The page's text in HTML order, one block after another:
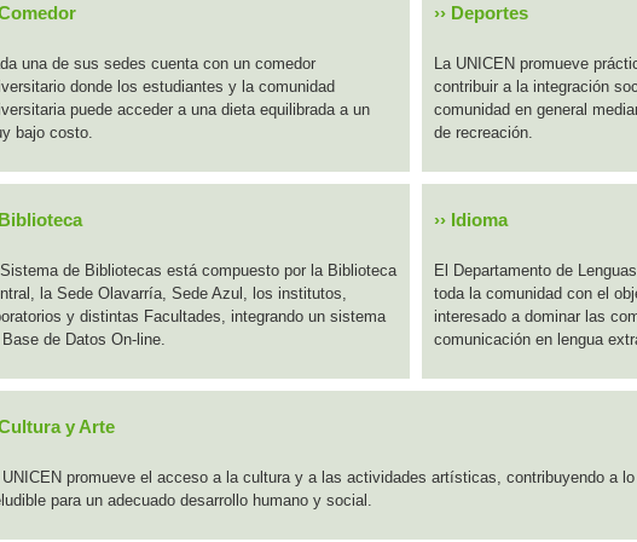
una de sus sedes cuenta con un comedor
donde los estudiantes y la comunidad
puede acceder a una dieta equilibrada a un
bajo costo.
›› Deportes
La UNICEN promueve
contribuir a la integración
comunidad en general
de recreación.
Biblioteca
de Bibliotecas está compuesto por la Biblioteca
la Sede Olavarría, Sede Azul, los institutos,
y distintas Facultades, integrando un sistema
de Datos On-line.
›› Idioma
El Departamento de
toda la comunidad con el
interesado a dominar las
comunicación en lengua
y Arte
UNICEN promueve el acceso a la cultura y a las actividades artísticas, contribuyendo a
para un adecuado desarrollo humano y social.